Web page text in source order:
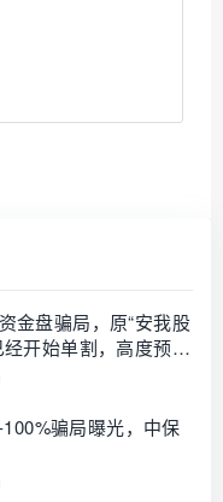
金盘骗局，原“安我股
开始单割，高度预
骗局曝光，中保